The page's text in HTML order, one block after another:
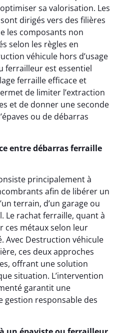
sa valorisation. Les
dirigés vers des filières
les composants non
selon les règles en
véhicule hors d’usage
ferrailleur est essentiel
ferraille efficace et
de limiter l’extraction
et de donner une seconde
ou de débarras
entre débarras ferraille
principalement à
afin de libérer un
terrain, d’un garage ou
Le rachat ferraille, quant à
ces métaux selon leur
Avec Destruction véhicule
ces deux approches
offrant une solution
situation. L’intervention
garantit une
gestion responsable des